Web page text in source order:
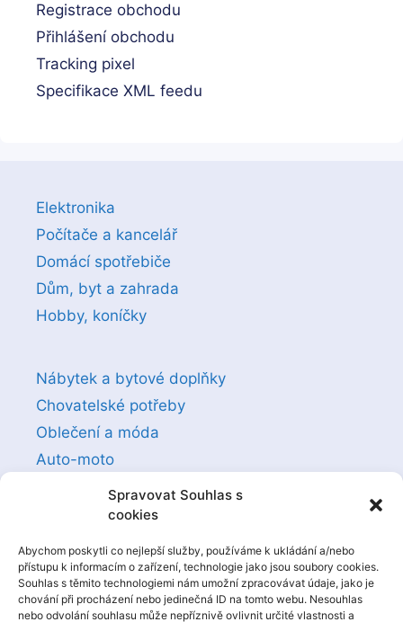
Spravovat Souhlas s
cookies
Abychom poskytli co nejlepší služby, používáme k ukládání a/nebo
přístupu k informacím o zařízení, technologie jako jsou soubory cookies.
Souhlas s těmito technologiemi nám umožní zpracovávat údaje, jako je
chování při procházení nebo jedinečná ID na tomto webu. Nesouhlas
nebo odvolání souhlasu může nepříznivě ovlivnit určité vlastnosti a
Registrace obchodu
Přihlášení obchodu
Tracking pixel
Specifikace XML feedu
Elektronika
Počítače a kancelář
Domácí spotřebiče
Dům, byt a zahrada
Hobby, koníčky
Nábytek a bytové doplňky
Chovatelské potřeby
Oblečení a móda
Auto-moto
Sexuální a erotické pomůcky
Zboží pro děti
Knihy, filmy, hry
Kosmetika a zdraví